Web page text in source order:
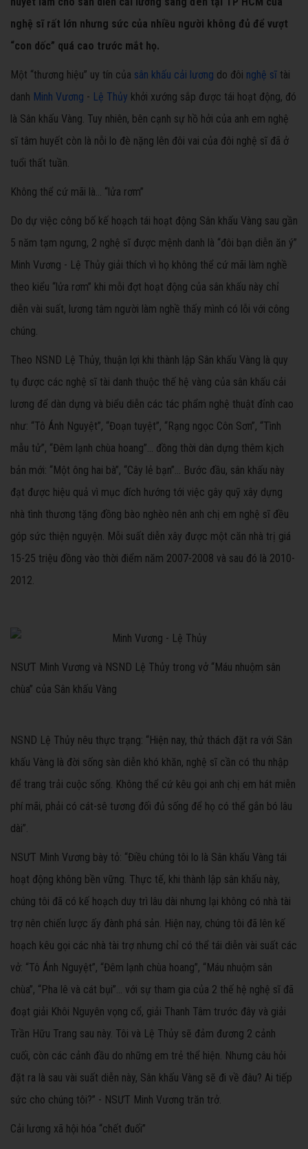
nghệ sĩ rất lớn nhưng sức của nhiều người không đủ để vượt
“con dốc” quá cao trước mắt họ.
Một “thương hiệu” uy tín của sân khấu cải lương do đôi nghệ sĩ tài
danh Minh Vương - Lệ Thủy khởi xướng sắp được tái hoạt động, đó
là Sân khấu Vàng. Tuy nhiên, bên cạnh sự hồ hởi của anh em nghệ
sĩ tâm huyết còn là nỗi lo đè nặng lên đôi vai của đôi nghệ sĩ đã ở
tuổi thất tuần.
Không thể cứ mãi là… “lửa rơm”
Do dự việc công bố kế hoạch tái hoạt động Sân khấu Vàng sau gần
5 năm tạm ngưng, 2 nghệ sĩ được mệnh danh là “đôi bạn diễn ăn ý”
Minh Vương - Lệ Thủy giải thích vì họ không thể cứ mãi làm nghề
theo kiểu “lửa rơm” khi mỗi đợt hoạt động của sân khấu này chỉ
diễn vài suất, lương tâm người làm nghề thấy mình có lỗi với công
chúng.
Theo NSND Lệ Thủy, thuận lợi khi thành lập Sân khấu Vàng là quy
tụ được các nghệ sĩ tài danh thuộc thế hệ vàng của sân khấu cải
lương để dàn dựng và biểu diễn các tác phẩm nghệ thuật đỉnh cao
như: “Tô Ánh Nguyệt”, “Đoạn tuyệt”, “Rạng ngọc Côn Sơn”, “Tình
mẫu tử”, “Đêm lạnh chùa hoang”… đồng thời dàn dựng thêm kịch
bản mới: “Một ông hai bà”, “Cây lẻ bạn”… Bước đầu, sân khấu này
đạt được hiệu quả vì mục đích hướng tới việc gây quỹ xây dựng
nhà tình thương tặng đồng bào nghèo nên anh chị em nghệ sĩ đều
góp sức thiện nguyện. Mỗi suất diễn xây được một căn nhà trị giá
15-25 triệu đồng vào thời điểm năm 2007-2008 và sau đó là 2010-
2012.
NSƯT Minh Vương và NSND Lệ Thủy trong vở “Máu nhuộm sân
chùa” của Sân khấu Vàng
NSND Lệ Thủy nêu thực trạng: “Hiện nay, thử thách đặt ra với Sân
khấu Vàng là đời sống sàn diễn khó khăn, nghệ sĩ cần có thu nhập
để trang trải cuộc sống. Không thể cứ kêu gọi anh chị em hát miễn
phí mãi, phải có cát-sê tương đối đủ sống để họ có thể gắn bó lâu
dài”.
NSƯT Minh Vương bày tỏ: “Điều chúng tôi lo là Sân khấu Vàng tái
hoạt động không bền vững. Thực tế, khi thành lập sân khấu này,
chúng tôi đã có kế hoạch duy trì lâu dài nhưng lại không có nhà tài
trợ nên chiến lược ấy đành phá sản. Hiện nay, chúng tôi đã lên kế
hoạch kêu gọi các nhà tài trợ nhưng chỉ có thể tái diễn vài suất các
vở: “Tô Ánh Nguyệt”, “Đêm lạnh chùa hoang”, “Máu nhuộm sân
chùa”, “Pha lê và cát bụi”… với sự tham gia của 2 thế hệ nghệ sĩ đã
đoạt giải Khôi Nguyên vọng cổ, giải Thanh Tâm trước đây và giải
Trần Hữu Trang sau này. Tôi và Lệ Thủy sẽ đảm đương 2 cảnh
cuối, còn các cảnh đầu do những em trẻ thể hiện. Nhưng câu hỏi
đặt ra là sau vài suất diễn này, Sân khấu Vàng sẽ đi về đâu? Ai tiếp
sức cho chúng tôi?” - NSƯT Minh Vương trăn trở.
Cải lương xã hội hóa “chết đuối”